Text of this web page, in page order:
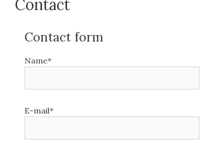
Contact
Contact form
Name*
E-mail*